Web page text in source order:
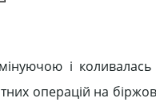
і
операцій на